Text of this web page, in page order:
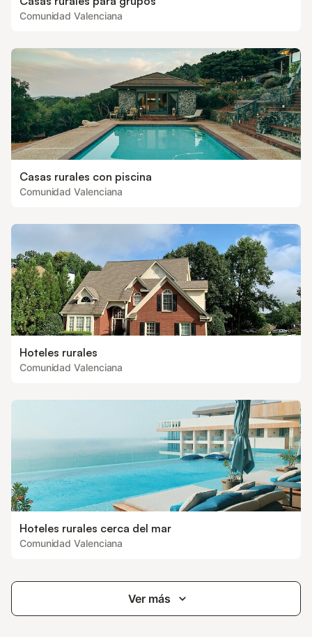
Comunidad Valenciana
Casas rurales con piscina
Comunidad Valenciana
Hoteles rurales
Comunidad Valenciana
Hoteles rurales cerca del mar
Comunidad Valenciana
Ver más